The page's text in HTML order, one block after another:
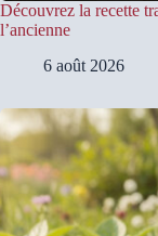
Découvrez la recette
l’ancienne
6 août 2026